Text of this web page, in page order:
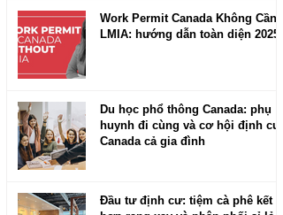
Work Permit Canada Không Cần
LMIA: hướng dẫn toàn diện 2025
Du học phổ thông Canada: phụ
huynh đi cùng và cơ hội định cư
Canada cả gia đình
Đầu tư định cư: tiệm cà phê kết